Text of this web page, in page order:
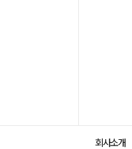
회사소개